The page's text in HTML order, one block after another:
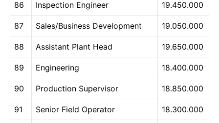
86 Inspection Engineer 19.450.000
87 Sales/Business Development 19.050.000
88 Assistant Plant Head 19.650.000
89 Engineering 18.400.000
90 Production Supervisor 18.850.000
91 Senior Field Operator 18.300.000